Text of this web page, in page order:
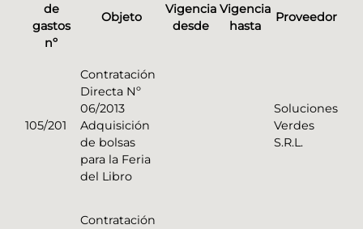
de
gastos
nº
Objeto
Vigencia
desde
Vigencia
hasta
Proveedor
105/201
Contratación
Directa Nº
06/2013
Adquisición
de bolsas
para la Feria
del Libro
Soluciones
Verdes
S.R.L.
Contratación